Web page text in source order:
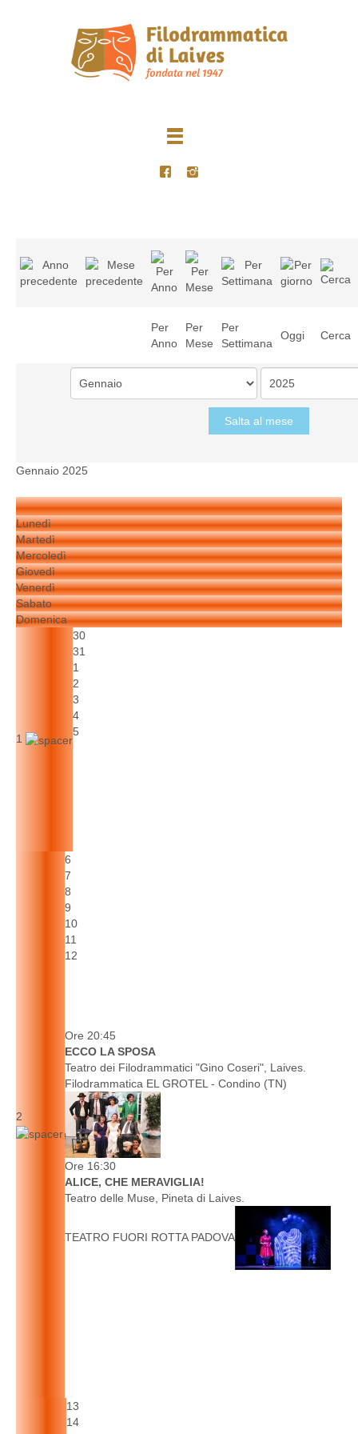
Per
Anno
Per
Mese
Per
Settimana
Oggi Cerca
Salta al mese
Gennaio 2025
Lunedì
Martedì
Mercoledì
Giovedì
Venerdì
Sabato
Domenica
1
30
31
1
2
3
4
5
2
6
7
8
9
10
11
12
Ore 20:45
ECCO LA SPOSA
Teatro dei Filodrammatici "Gino Coseri", Laives.
Filodrammatica EL GROTEL - Condino (TN)
Ore 16:30
ALICE, CHE MERAVIGLIA!
Teatro delle Muse, Pineta di Laives.
TEATRO FUORI ROTTA PADOVA
13
14